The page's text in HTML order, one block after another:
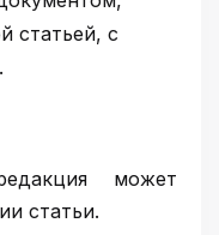
статьей, с
может
статьи.